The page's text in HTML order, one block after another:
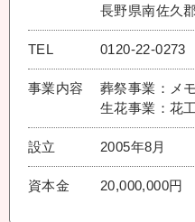
長野県南佐久
TEL 0120-22-0273
事業内容
葬祭事業：メ
生花事業：花
設立 2005年8月
資本金 20,000,000円